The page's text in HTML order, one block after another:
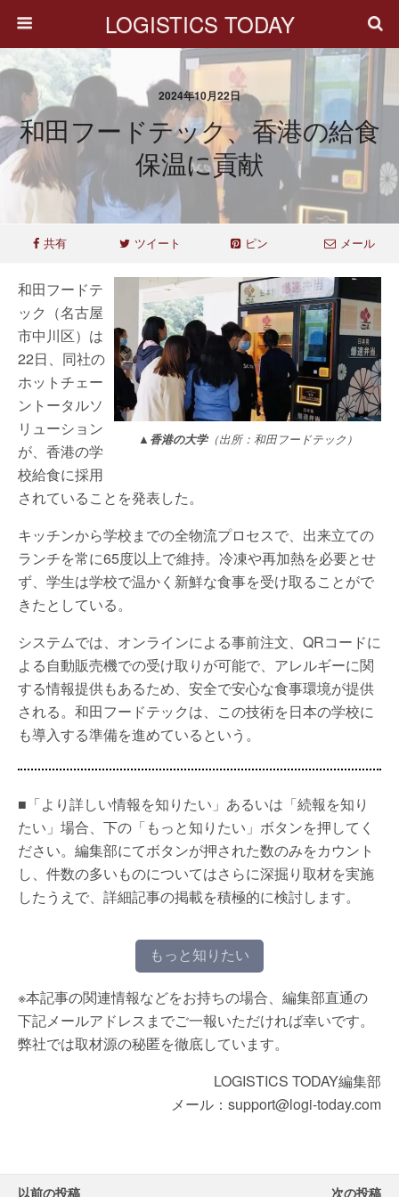
LOGISTICS TODAY
2024年10月22日
和田フードテック、香港の給食
保温に貢献
共有 ツイート ピン メール
▲香港の大学（出所：和田フードテック）
和田フードテ
ック（名古屋
市中川区）は
22日、同社の
ホットチェー
ントータルソ
リューション
が、香港の学
校給食に採用
されていることを発表した。
キッチンから学校までの全物流プロセスで、出来立ての
ランチを常に65度以上で維持。冷凍や再加熱を必要とせ
ず、学生は学校で温かく新鮮な食事を受け取ることがで
きたとしている。
システムでは、オンラインによる事前注文、QRコードに
よる自動販売機での受け取りが可能で、アレルギーに関
する情報提供もあるため、安全で安心な食事環境が提供
される。和田フードテックは、この技術を日本の学校に
も導入する準備を進めているという。
■「より詳しい情報を知りたい」あるいは「続報を知り
たい」場合、下の「もっと知りたい」ボタンを押してく
ださい。編集部にてボタンが押された数のみをカウント
し、件数の多いものについてはさらに深掘り取材を実施
したうえで、詳細記事の掲載を積極的に検討します。
もっと知りたい
※本記事の関連情報などをお持ちの場合、編集部直通の
下記メールアドレスまでご一報いただければ幸いです。
弊社では取材源の秘匿を徹底しています。
LOGISTICS TODAY編集部
メール：support@logi-today.com
以前の投稿 次の投稿